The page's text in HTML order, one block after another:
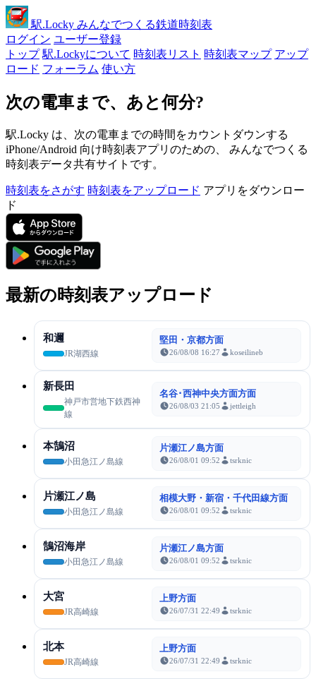
駅.Locky みんなでつくる鉄道時刻表
ログイン ユーザー登録
トップ 駅.Lockyについて 時刻表リスト 時刻表マップ アップ
ロード フォーラム 使い方
次の電車まで、あと何分?
駅.Locky は、次の電車までの時間をカウントダウンする
iPhone/Android 向け時刻表アプリのための、 みんなでつくる
時刻表データ共有サイトです。
時刻表をさがす 時刻表をアップロード アプリをダウンロー
ド
最新の時刻表アップロード
和邇
JR湖西線
堅田・京都方面
26/08/08 16:27 koseilineb
新長田
神戸市営地下鉄西神
線
名谷･西神中央方面方面
26/08/03 21:05 jettleigh
本鵠沼
小田急江ノ島線
片瀬江ノ島方面
26/08/01 09:52 tsrknic
片瀬江ノ島
小田急江ノ島線
相模大野・新宿・千代田線方面
26/08/01 09:52 tsrknic
鵠沼海岸
小田急江ノ島線
片瀬江ノ島方面
26/08/01 09:52 tsrknic
大宮
JR高崎線
上野方面
26/07/31 22:49 tsrknic
北本
JR高崎線
上野方面
26/07/31 22:49 tsrknic